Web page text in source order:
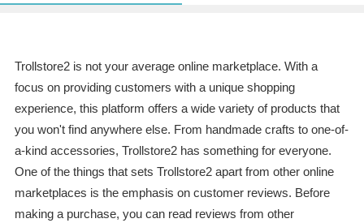
Trollstore2 is not your average online marketplace. With a
focus on providing customers with a unique shopping
experience, this platform offers a wide variety of products that
you won't find anywhere else. From handmade crafts to one-of-
a-kind accessories, Trollstore2 has something for everyone.
One of the things that sets Trollstore2 apart from other online
marketplaces is the emphasis on customer reviews. Before
making a purchase, you can read reviews from other